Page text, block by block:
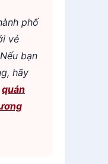
phố
vẻ
bạn
hãy
quán